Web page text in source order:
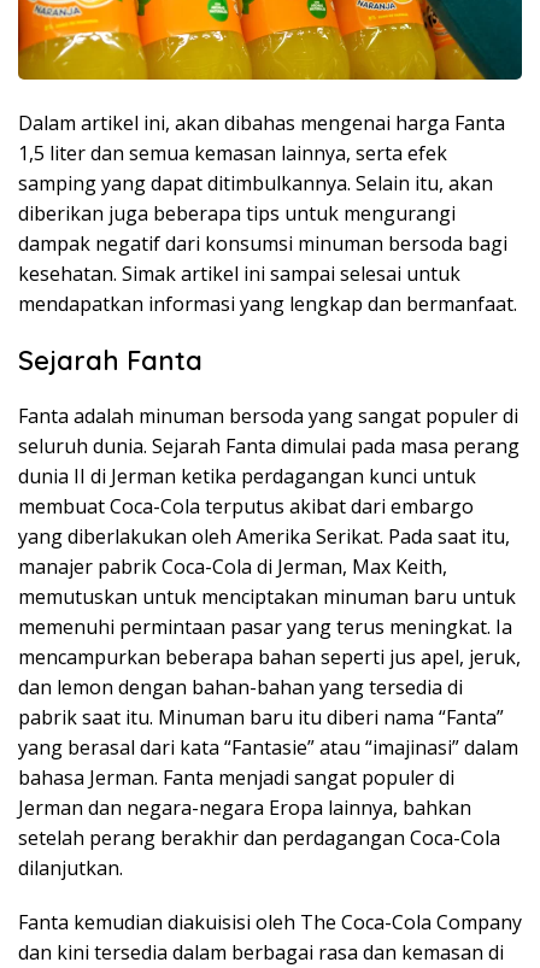
Dalam artikel ini, akan dibahas mengenai harga Fanta
1,5 liter dan semua kemasan lainnya, serta efek
samping yang dapat ditimbulkannya. Selain itu, akan
diberikan juga beberapa tips untuk mengurangi
dampak negatif dari konsumsi minuman bersoda bagi
kesehatan. Simak artikel ini sampai selesai untuk
mendapatkan informasi yang lengkap dan bermanfaat.
Sejarah Fanta
Fanta adalah minuman bersoda yang sangat populer di
seluruh dunia. Sejarah Fanta dimulai pada masa perang
dunia II di Jerman ketika perdagangan kunci untuk
membuat Coca-Cola terputus akibat dari embargo
yang diberlakukan oleh Amerika Serikat. Pada saat itu,
manajer pabrik Coca-Cola di Jerman, Max Keith,
memutuskan untuk menciptakan minuman baru untuk
memenuhi permintaan pasar yang terus meningkat. Ia
mencampurkan beberapa bahan seperti jus apel, jeruk,
dan lemon dengan bahan-bahan yang tersedia di
pabrik saat itu. Minuman baru itu diberi nama “Fanta”
yang berasal dari kata “Fantasie” atau “imajinasi” dalam
bahasa Jerman. Fanta menjadi sangat populer di
Jerman dan negara-negara Eropa lainnya, bahkan
setelah perang berakhir dan perdagangan Coca-Cola
dilanjutkan.
Fanta kemudian diakuisisi oleh The Coca-Cola Company
dan kini tersedia dalam berbagai rasa dan kemasan di